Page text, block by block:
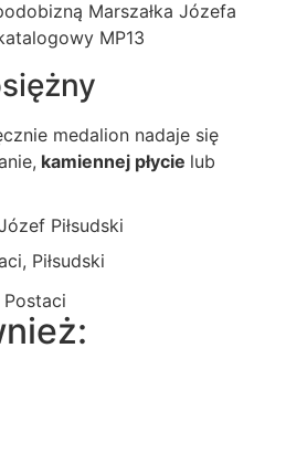
Marszałka Józefa
MP13
medalion nadaje się
kamiennej płycie lub
Piłsudski
, Piłsudski
Postaci